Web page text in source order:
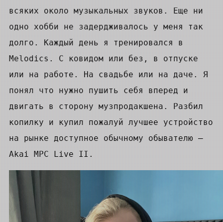
всяких около музыкальных звуков. Еще ни
одно хобби не задердживалось у меня так
долго. Каждый день я тренировался в
Melodics. С ковидом или без, в отпуске
или на работе. На свадьбе или на даче. Я
понял что нужно пушить себя вперед и
двигать в сторону музпродакшена. Разбил
копилку и купил пожалуй лучшее устройство
на рынке доступное обычному обывателю —
Akai MPC Live II.